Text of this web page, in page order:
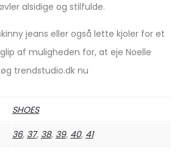
alsidige og stilfulde.
jeans eller også lette kjoler for et
af muligheden for, at eje Noelle
trendstudio.dk nu
SHOES
36, 37, 38, 39, 40, 41